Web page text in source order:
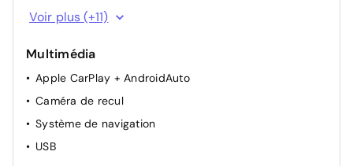
Hayon électrique
Régulateur et limiteur de vitesse
Rétroviseurs extérieurs électriques et chauffants
Rétroviseurs extérieurs rabattables électriquement
Siège conducteur à réglage lombaire
Siège électrique conducteur
Voir plus (+11)
Multimédia
Apple CarPlay + AndroidAuto
Caméra de recul
Système de navigation
USB